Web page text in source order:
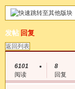
发帖 回复
返回列表
6101
阅读
8
回复